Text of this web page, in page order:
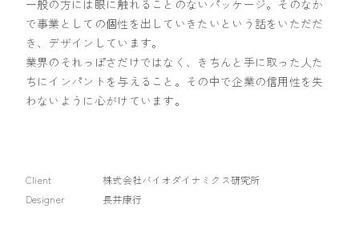
一般の方には眼に触れることのないパッケージ。そのなか
で事業としての個性を出していきたいという話をいただだ
き、デザインしています。
業界のそれっぽさだけではなく、きちんと手に取った人た
ちにインパントを与えること。その中で企業の信用性を失
わないように心がけています。
Client
株式会社バイオダイナミクス研究所
Designer
長井康行